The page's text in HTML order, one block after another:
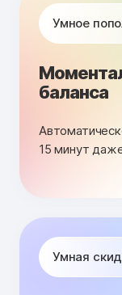
Умное
баланса
15 минут
Умная